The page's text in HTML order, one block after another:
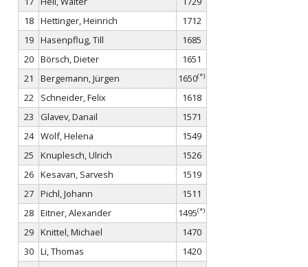
18 Hettinger, Heinrich
1712
19 Hasenpflug, Till
1685
20 Börsch, Dieter
1651
21
Bergemann, Jürgen 1650(*)
22 Schneider, Felix
1618
23
Glavev, Danail
1571
24 Wolf, Helena
1549
25
Knuplesch, Ulrich
1526
26 Kesavan, Sarvesh
1519
27 Pichl, Johann
1511
28 Eitner, Alexander 1495(*)
29 Knittel, Michael
1470
30 Li, Thomas
1420